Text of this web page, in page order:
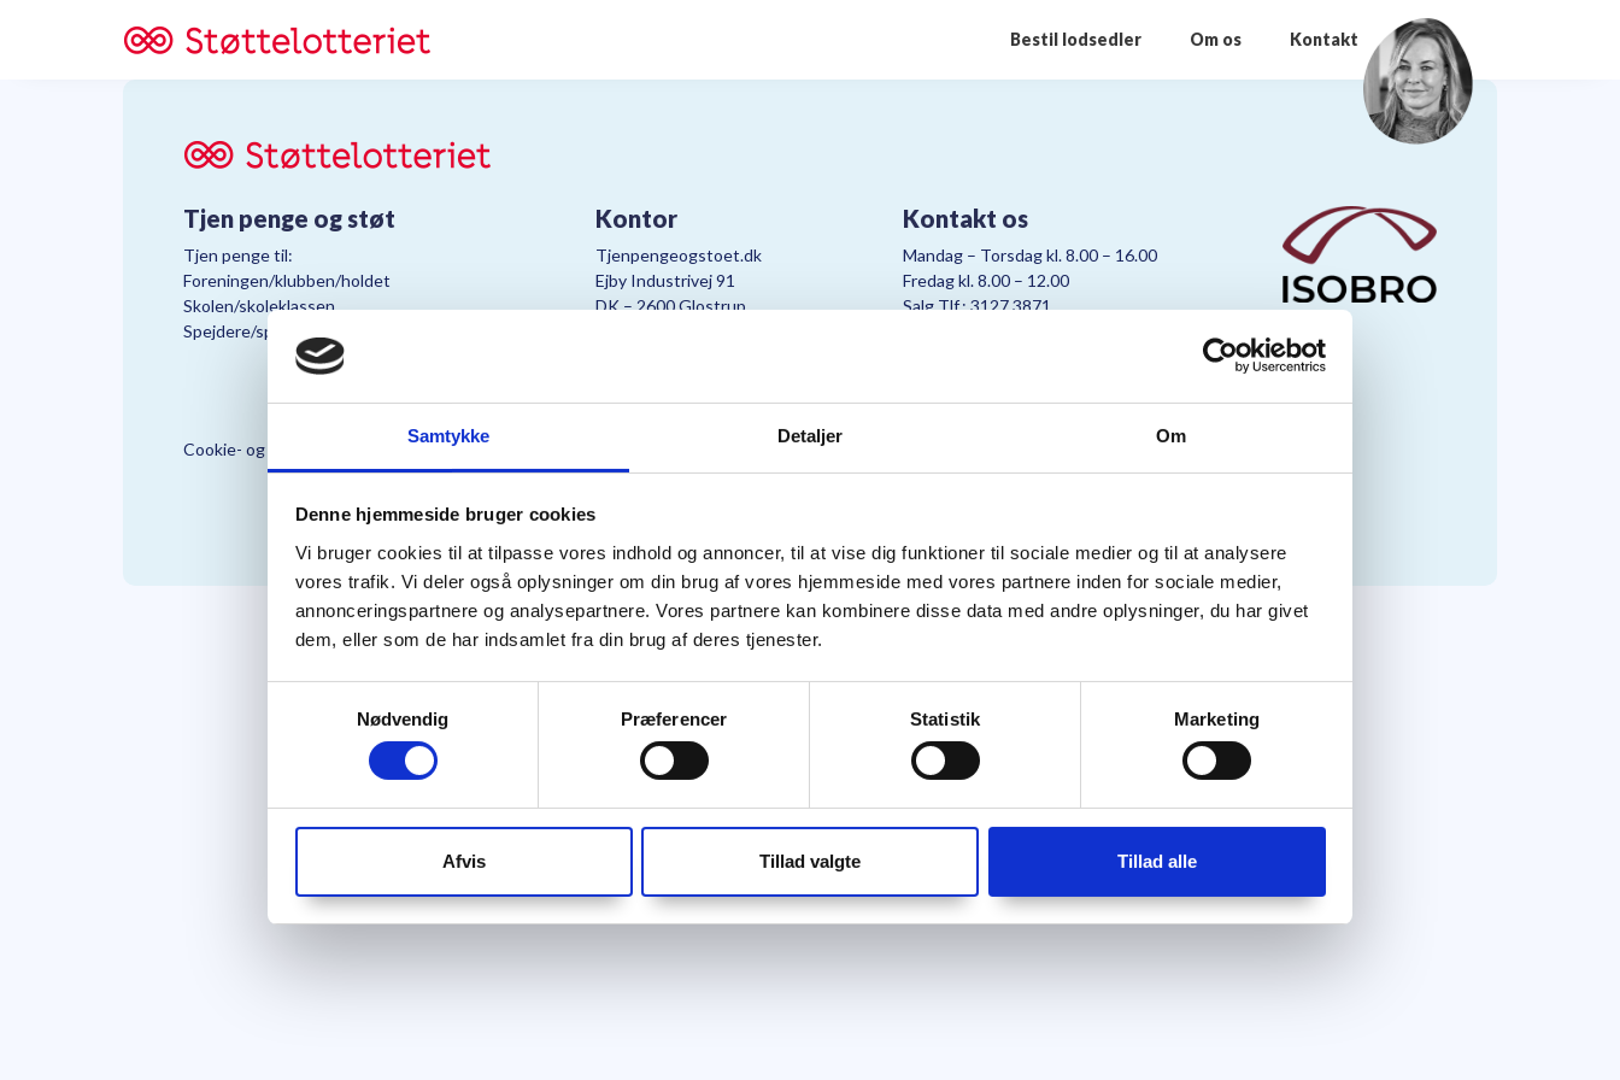
Samtykke Detaljer Om
Denne hjemmeside bruger cookies
Vi bruger cookies til at tilpasse vores indhold og annoncer, til at vise dig funktioner til sociale medier og til at analysere
vores trafik. Vi deler også oplysninger om din brug af vores hjemmeside med vores partnere inden for sociale medier,
annonceringspartnere og analysepartnere. Vores partnere kan kombinere disse data med andre oplysninger, du har givet
dem, eller som de har indsamlet fra din brug af deres tjenester.
Nødvendig
Præferencer Statistik Marketing
Afvis Tillad valgte Tillad alle
Bestil lodsedler Om os Kontakt
Tjen penge og støt
Tjen penge til:
Foreningen/klubben/holdet
Skolen/skoleklassen
Spejdere/spejdergruppen/FDF’ere, m.fl.
Kontor
Tjenpengeogstoet.dk
Ejby Industrivej 91
DK – 2600 Glostrup
Kontakt os
Mandag – Torsdag kl. 8.00 – 16.00
Fredag kl. 8.00 – 12.00
Salg Tlf.: 3127 3871
Cookie- og Persondatapolitik